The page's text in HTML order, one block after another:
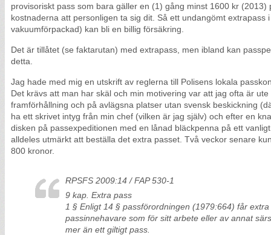
provisoriskt pass som bara gäller en (1) gång minst 1600 kr
kostnaderna att personligen ta sig dit. Så ett undangömt extrapass
vakuumförpackad) kan bli en billig försäkring.
Det är tillåtet (se faktarutan) med extrapass, men ibland kan
detta.
Jag hade med mig en utskrift av reglerna till Polisens lokala
Det krävs att man har skäl och min motivering var att jag ofta är
framförhållning och på avlägsna platser utan svensk beskickning
ha ett skrivet intyg från min chef (vilken är jag själv) och efter en
disken på passexpeditionen med en lånad bläckpenna på ett
alldeles utmärkt att beställa det extra passet. Två veckor senare
800 kronor.
RPSFS 2009:14 / FAP 530-1
9 kap. Extra pass
1 § Enligt 14 § passförordningen (1979:664) får
passinnehavare som för sitt arbete eller av annat
mer än ett giltigt pass.